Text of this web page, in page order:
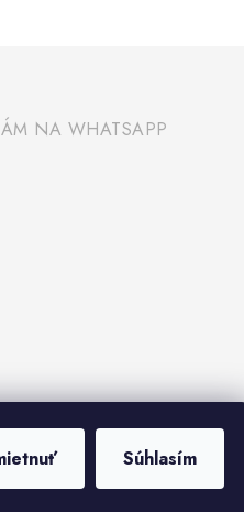
Súhlasím
NA WHATSAPP